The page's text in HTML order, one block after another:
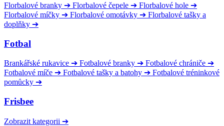
Florbalové branky ➔ Florbalové čepele ➔ Florbalové hole ➔
Florbalové míčky ➔ Florbalové omotávky ➔ Florbalové tašky a
doplňky ➔
Fotbal
Brankářské rukavice ➔ Fotbalové branky ➔ Fotbalové chrániče ➔
Fotbalové míče ➔ Fotbalové tašky a batohy ➔ Fotbalové tréninkové
pomůcky ➔
Frisbee
Zobrazit kategorii ➔